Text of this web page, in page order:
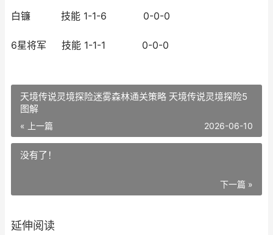
白镰 技能 1-1-6 0-0-0
6星将军 技能 1-1-1 0-0-0
天境传说灵境探险迷雾森林通关策略 天境传说灵境探险5
图解
« 上一篇 2026-06-10
没有了！
下一篇 »
延伸阅读